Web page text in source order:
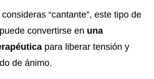
“cantante”, este tipo de
convertirse en una
para liberar tensión y
de ánimo.